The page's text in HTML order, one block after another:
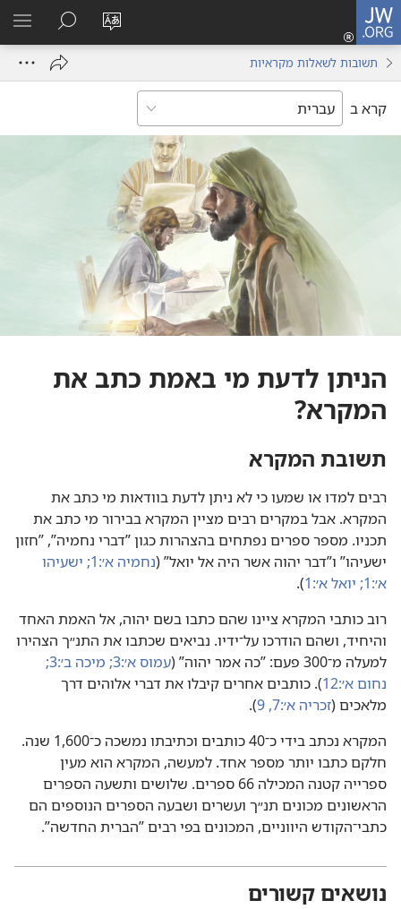
JW.ORG
שנה
כניסה
(פותח
חיפוש
תשובות לשאלות מקראיות
קרא ב
הניתן לדעת מי באמת כתב את
המקרא?‏
תשובת המקרא
רבים למדו או שמעו כי לא ניתן לדעת בוודאות מי כתב את
המקרא.‏ אבל במקרים רבים מציין המקרא בבירור מי כתב את
תכניו.‏ מספר ספרים נפתחים בהצהרות כגון ”‏דברי נחמיה”‏,‏ ”‏חזון
ישעיהו”‏ ו”‏דבר יהוה אשר היה אל יואל”‏ (‏נחמיה א׳:‏1;‏
ישעיהו
א׳:‏1;‏
יואל א׳:‏1 ‏)‏.‏
רוב כותבי המקרא ציינו שהם כתבו בשם יהוה,‏ אל האמת האחד
והיחיד,‏ ושהם הודרכו על־ידיו.‏ נביאים שכתבו את התנ״ך הצהירו
למעלה מ־300 פעם:‏ ”‏כה אמר יהוה”‏ (‏
עמוס א׳:‏3;‏
מיכה ב׳:‏3;‏
נחום א׳:‏12
‏)‏.‏ כותבים אחרים קיבלו את דברי אלוהים דרך
מלאכים (‏זכריה א׳:‏7,‏
‏)‏.‏
המקרא נכתב בידי כ־40 כותבים וכתיבתו נמשכה כ־600,‏1 שנה.‏
חלקם כתבו יותר מספר אחד.‏ למעשה,‏ המקרא הוא מעין
ספרייה קטנה המכילה 66 ספרים.‏ שלושים ותשעה הספרים
הראשונים מכונים תנ״ך ועשרים ושבעה הספרים הנוספים הם
כתבי־הקודש היווניים,‏ המכונים בפי רבים ”‏הברית החדשה”‏.‏
נושאים קשורים